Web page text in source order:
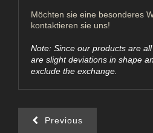
Möchten sie eine besonderes
kontaktieren sie uns!
Note: Since our products are
are slight deviations in shape
exclude the exchange.
Previous